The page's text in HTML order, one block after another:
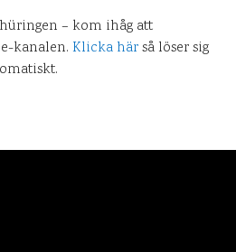
– kom ihåg att
kanalen. Klicka härså löser sig